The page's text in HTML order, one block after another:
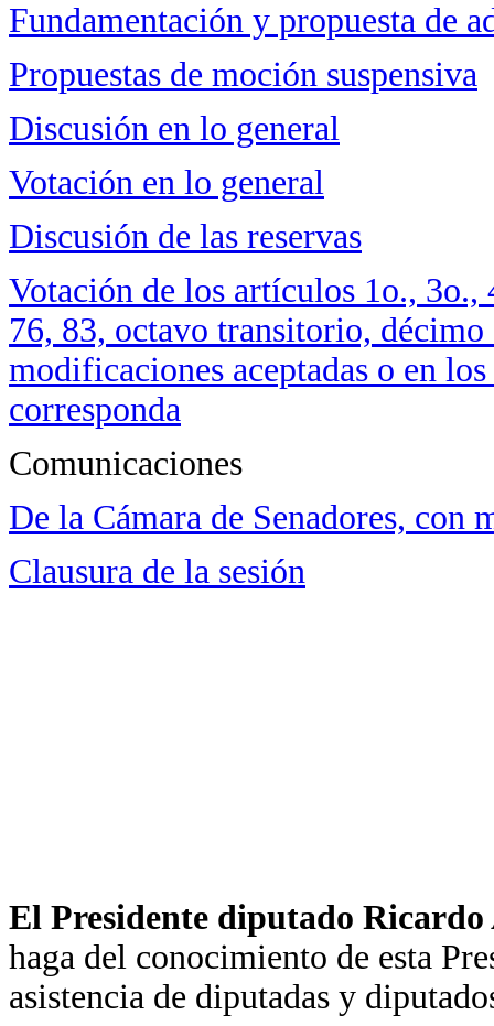
Fundamentación y propuesta de
Propuestas de moción suspensiva
Discusión en lo general
Votación en lo general
Discusión de las reservas
Votación de los artículos 1o.,
76, 83, octavo transitorio,
modificaciones aceptadas o en
corresponda
Comunicaciones
De la Cámara de Senadores, con
Clausura de la sesión
El Presidente diputado
haga del conocimiento de esta
asistencia de diputadas y